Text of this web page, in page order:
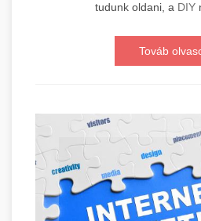
tudunk oldani, a DIY
Továb